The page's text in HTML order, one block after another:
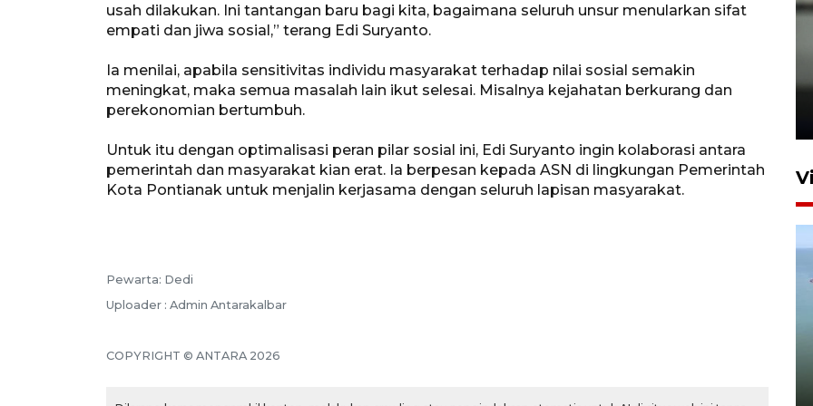
usah dilakukan. Ini tantangan baru bagi kita, bagaimana seluruh unsur menularkan sifat
empati dan jiwa sosial,” terang Edi Suryanto.
Ia menilai, apabila sensitivitas individu masyarakat terhadap nilai sosial semakin
meningkat, maka semua masalah lain ikut selesai. Misalnya kejahatan berkurang dan
perekonomian bertumbuh.
Untuk itu dengan optimalisasi peran pilar sosial ini, Edi Suryanto ingin kolaborasi antara
pemerintah dan masyarakat kian erat. Ia berpesan kepada ASN di lingkungan Pemerintah
Kota Pontianak untuk menjalin kerjasama dengan seluruh lapisan masyarakat.
Pewarta: Dedi
Uploader : Admin Antarakalbar
COPYRIGHT © ANTARA 2026
Karhutla Kalimantan Barat
terluas di Indonesia